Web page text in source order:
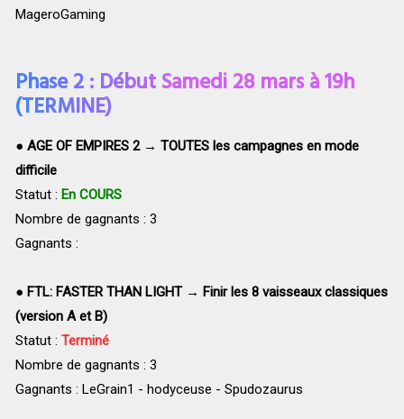
MageroGaming
Phase 2 : Début Samedi 28 mars à 19h
(TERMINE)
● AGE OF EMPIRES 2 → TOUTES les campagnes en mode
difficile
Statut : En COURS
Nombre de gagnants : 3
Gagnants :
● FTL: FASTER THAN LIGHT → Finir les 8 vaisseaux classiques
(version A et B)
Statut : Terminé
Nombre de gagnants : 3
Gagnants : LeGrain1 - hodyceuse - Spudozaurus